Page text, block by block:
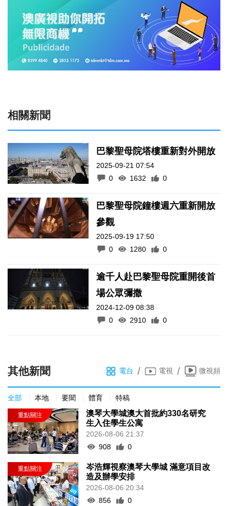
相關新聞
巴黎聖母院塔樓重新對外開放
2025-09-21 07:54
0
1632 0
巴黎聖母院鐘樓週六重新開放
參觀
2025-09-19 17:50
0
1280 0
逾千人赴巴黎聖母院重開後首
場公眾彌撒
2024-12-09 08:38
0
2910 0
其他新聞 電台 / 電視 / 微視頻
全部 本地 要聞 體育 特稿
澳琴大學城澳大首批約330名研究
生入住學生公寓
2026-08-06 21:37
908
0
岑浩輝視察澳琴大學城 滿意項目改
造及辦學安排
2026-08-06 20:34
856
0